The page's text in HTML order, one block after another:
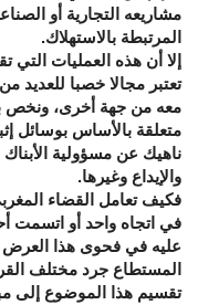
مشاريعه التجارية أو
المرتبطة بالاستهلاك.
إلا أن هذه العمليات التي
تعتبر مجالا خصبا للعديد
معه من جهة أخرى، ونخص
متعلقة بالأساس بوسائل
ناهيك عن مسؤولية
والإيداع وغيرها.
فكيف تعامل القضاء
في اتجاه واحد أو اتسمت
عليه في فحوى هذا العرض
المستطاع جرد مختلف
تقسيم هذا الموضوع إلى